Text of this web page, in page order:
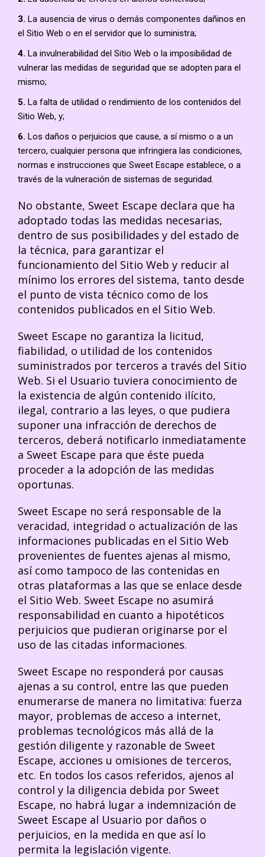
3. La ausencia de virus o demás componentes dañinos en
el Sitio Web o en el servidor que lo suministra;
4. La invulnerabilidad del Sitio Web o la imposibilidad de
vulnerar las medidas de seguridad que se adopten para el
mismo;
5. La falta de utilidad o rendimiento de los contenidos del
Sitio Web, y;
6. Los daños o perjuicios que cause, a sí mismo o a un
tercero, cualquier persona que infringiera las condiciones,
normas e instrucciones que Sweet Escape establece, o a
través de la vulneración de sistemas de seguridad.
No obstante, Sweet Escape declara que ha
adoptado todas las medidas necesarias,
dentro de sus posibilidades y del estado de
la técnica, para garantizar el
funcionamiento del Sitio Web y reducir al
mínimo los errores del sistema, tanto desde
el punto de vista técnico como de los
contenidos publicados en el Sitio Web.
Sweet Escape no garantiza la licitud,
fiabilidad, o utilidad de los contenidos
suministrados por terceros a través del Sitio
Web. Si el Usuario tuviera conocimiento de
la existencia de algún contenido ilícito,
ilegal, contrario a las leyes, o que pudiera
suponer una infracción de derechos de
terceros, deberá notificarlo inmediatamente
a Sweet Escape para que éste pueda
proceder a la adopción de las medidas
oportunas.
Sweet Escape no será responsable de la
veracidad, integridad o actualización de las
informaciones publicadas en el Sitio Web
provenientes de fuentes ajenas al mismo,
así como tampoco de las contenidas en
otras plataformas a las que se enlace desde
el Sitio Web. Sweet Escape no asumirá
responsabilidad en cuanto a hipotéticos
perjuicios que pudieran originarse por el
uso de las citadas informaciones.
Sweet Escape no responderá por causas
ajenas a su control, entre las que pueden
enumerarse de manera no limitativa: fuerza
mayor, problemas de acceso a internet,
problemas tecnológicos más allá de la
gestión diligente y razonable de Sweet
Escape, acciones u omisiones de terceros,
etc. En todos los casos referidos, ajenos al
control y la diligencia debida por Sweet
Escape, no habrá lugar a indemnización de
Sweet Escape al Usuario por daños o
perjuicios, en la medida en que así lo
permita la legislación vigente.